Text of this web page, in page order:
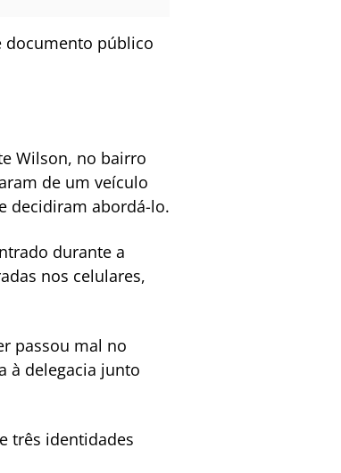
documento público
Wilson, no bairro
de um veículo
decidiram abordá-lo.
durante a
nos celulares,
passou mal no
à delegacia junto
três identidades